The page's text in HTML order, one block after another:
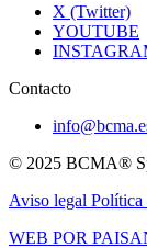
X (Twitter)
YOUTUBE
Contacto
© 2025 BCMA®
Aviso legal Política
WEB POR